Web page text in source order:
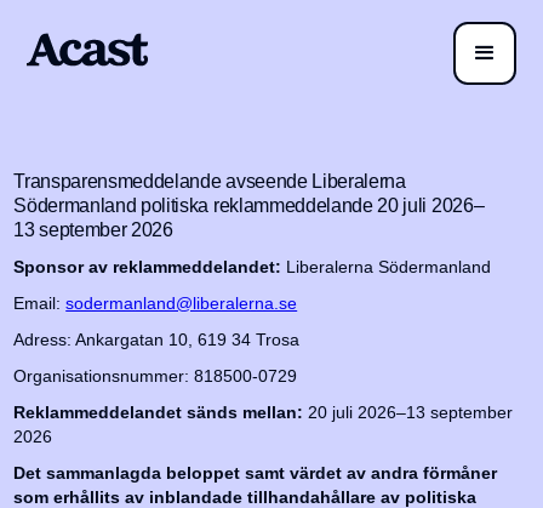
Transparensmeddelande avseende Liberalerna
Södermanland politiska reklammeddelande 20 juli 2026–
13 september 2026
Sponsor av reklammeddelandet: Liberalerna Södermanland
Email:sodermanland@liberalerna.se
Adress: Ankargatan 10, 619 34 Trosa
Organisationsnummer: 818500-0729
Reklammeddelandet sänds mellan: 20 juli 2026–13 september
2026
Det sammanlagda beloppet samt värdet av andra förmåner
som erhållits av inblandade tillhandahållare av politiska